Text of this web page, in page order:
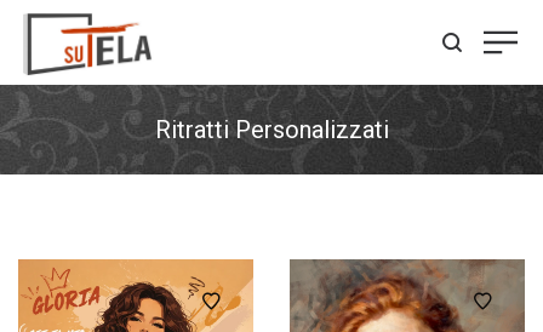
Ritratti Personalizzati